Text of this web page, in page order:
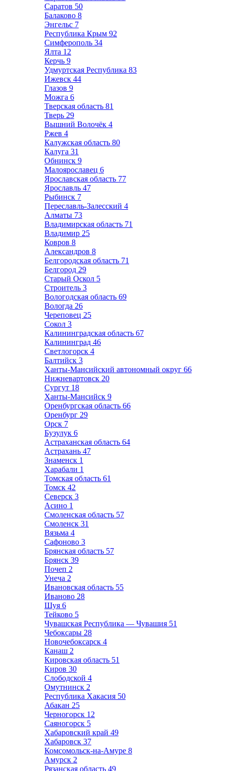
Саратов 50
Балаково 8
Энгельс 7
Республика Крым 92
Симферополь 34
Ялта 12
Керчь 9
Удмуртская Республика 83
Ижевск 44
Глазов 9
Можга 6
Тверская область 81
Тверь 29
Вышний Волочёк 4
Ржев 4
Калужская область 80
Калуга 31
Обнинск 9
Малоярославец 6
Ярославская область 77
Ярославль 47
Рыбинск 7
Переславль-Залесский 4
Алматы 73
Владимирская область 71
Владимир 25
Ковров 8
Александров 8
Белгородская область 71
Белгород 29
Старый Оскол 5
Строитель 3
Вологодская область 69
Вологда 26
Череповец 25
Сокол 3
Калининградская область 67
Калининград 46
Светлогорск 4
Балтийск 3
Ханты-Мансийский автономный округ 66
Нижневартовск 20
Сургут 18
Ханты-Мансийск 9
Оренбургская область 66
Оренбург 29
Орск 7
Бузулук 6
Астраханская область 64
Астрахань 47
Знаменск 1
Харабали 1
Томская область 61
Томск 42
Северск 3
Асино 1
Смоленская область 57
Смоленск 31
Вязьма 4
Сафоново 3
Брянская область 57
Брянск 39
Почеп 2
Унеча 2
Ивановская область 55
Иваново 28
Шуя 6
Тейково 5
Чувашская Республика — Чувашия 51
Чебоксары 28
Новочебоксарск 4
Канаш 2
Кировская область 51
Киров 30
Слободской 4
Омутнинск 2
Республика Хакасия 50
Абакан 25
Черногорск 12
Саяногорск 5
Хабаровский край 49
Хабаровск 37
Комсомольск-на-Амуре 8
Амурск 2
Рязанская область 49